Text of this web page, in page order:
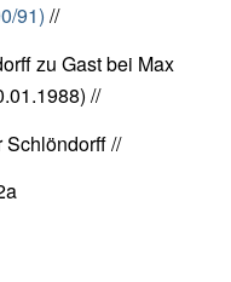
91) //
zu Gast bei Max
//
//